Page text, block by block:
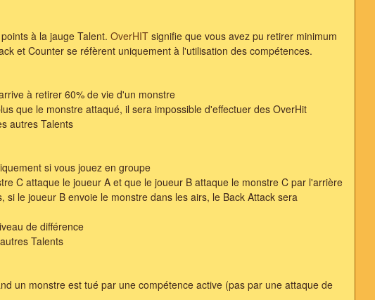
à la jauge Talent. OverHIT signifie que vous avez pu retirer minimum
et Counter se réfèrent uniquement à l'utilisation des compétences.
à retirer 60% de vie d'un monstre
que le monstre attaqué, il sera impossible d'effectuer des OverHit
autres Talents
si vous jouez en groupe
C attaque le joueur A et que le joueur B attaque le monstre C par l'arrière
si le joueur B envoie le monstre dans les airs, le Back Attack sera
de différence
Talents
un monstre est tué par une compétence active (pas par une attaque de